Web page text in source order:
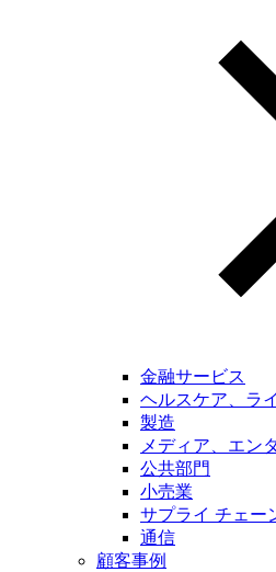
金融サービス
ヘルスケア、ラ
製造
メディア、エン
公共部門
小売業
サプライ チェー
通信
顧客事例